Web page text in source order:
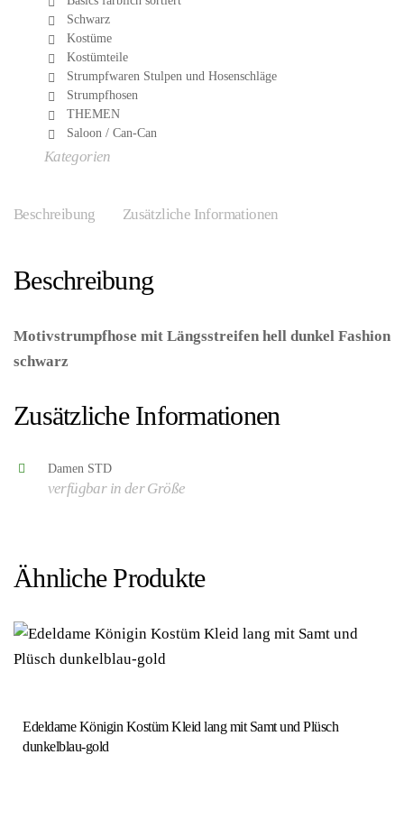
Schwarz
Kostüme
Kostümteile
Strumpfwaren Stulpen und Hosenschläge
Strumpfhosen
THEMEN
Saloon / Can-Can
Kategorien
Beschreibung Zusätzliche Informationen
Beschreibung
Motivstrumpfhose mit Längsstreifen hell dunkel Fashion
schwarz
Zusätzliche Informationen
Damen STD
verfügbar in der Größe
Ähnliche Produkte
Edeldame Königin Kostüm Kleid lang mit Samt und Plüsch
dunkelblau-gold